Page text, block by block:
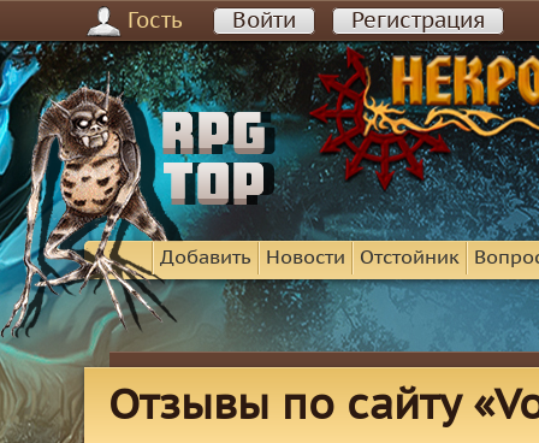
Гость Войти Регистрация
Добавить Новости Отстойник
Отзывы по сайту